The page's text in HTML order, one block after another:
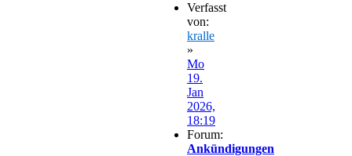
Verfasst
von:
kralle
»
Mo
19.
Jan
2026,
18:19
Forum:
Ankündigungen